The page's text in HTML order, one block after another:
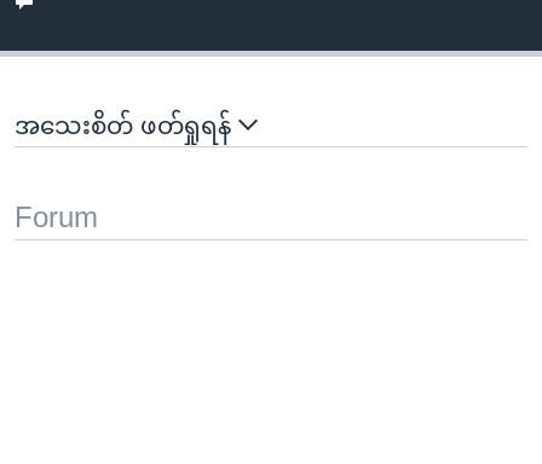
အသေးစိတ် ဖတ်ရှုရန်
Forum